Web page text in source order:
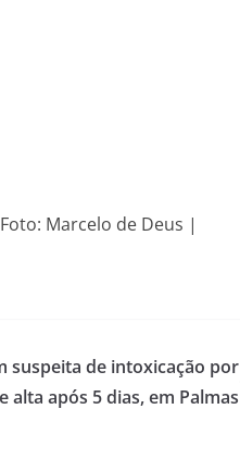
Marcelo de Deus |
suspeita de intoxicação por
alta após 5 dias, em Palmas